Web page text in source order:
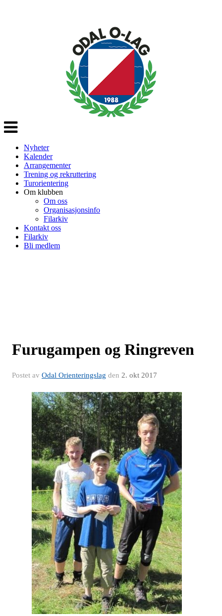
Veksle
navigasjon
Nyheter
Kalender
Arrangementer
Trening og rekruttering
Turorientering
Om klubben
Om oss
Organisasjonsinfo
Filarkiv
Kontakt oss
Filarkiv
Bli medlem
Furugampen og Ringreven
Postet av Odal Orienteringslag den 2. okt 2017